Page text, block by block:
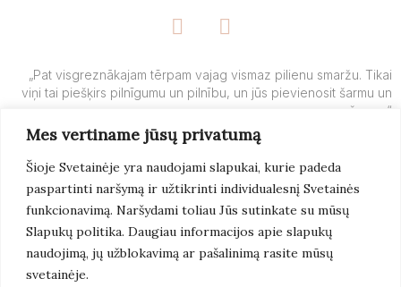
Mes vertiname jūsų privatumą
Šioje Svetainėje yra naudojami slapukai, kurie padeda
paspartinti naršymą ir užtikrinti individualesnį Svetainės
funkcionavimą. Naršydami toliau Jūs sutinkate su mūsų
Slapukų politika. Daugiau informacijos apie slapukų
naudojimą, jų užblokavimą ar pašalinimą rasite mūsų
svetainėje.
F
a
e
b
o
k
-
f
I
n
t
a
g
r
a
m
„Pat visgreznākajam tērpam vajag vismaz pilienu smaržu. Tikai
viņi tai piešķirs pilnīgumu un pilnību, un jūs pievienosit šarmu un
šarmu.“
Lasīt